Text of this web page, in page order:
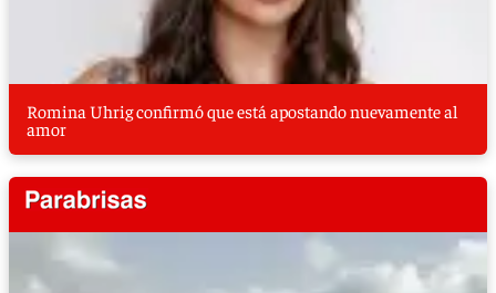
Romina Uhrig confirmó que está apostando nuevamente al
amor